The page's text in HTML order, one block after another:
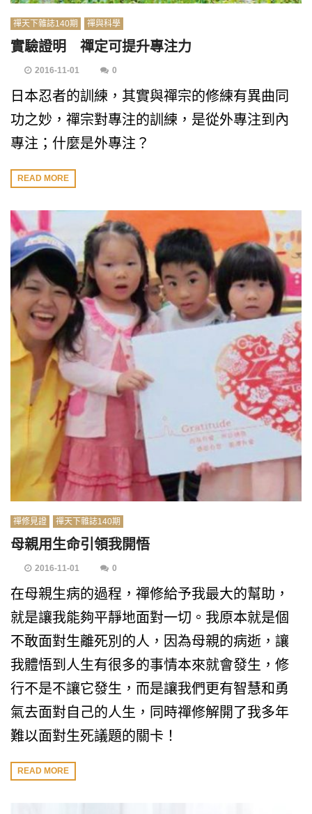
禪天下雜誌140期 禪與科學
實驗證明 禪定可提升專注力
2016-11-01 0
日本忍者的訓練，其實與禪宗的修練有異曲同
功之妙，禪宗對專注的訓練，是從外專注到內
專注；什麼是外專注？
READ MORE
禪修見證 禪天下雜誌140期
母親用生命引領我開悟
2016-11-01 0
在母親生病的過程，禪修給予我最大的幫助，
就是讓我能夠平靜地面對一切。我原本就是個
不敢面對生離死別的人，因為母親的病逝，讓
我體悟到人生有很多的事情本來就會發生，修
行不是不讓它發生，而是讓我們更有智慧和勇
氣去面對自己的人生，同時禪修解開了我多年
難以面對生死議題的關卡！
READ MORE